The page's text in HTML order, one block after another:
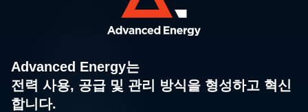
Advanced Energy는
전력 사용, 공급 및 관리 방식을 형성하고 혁신
합니다.